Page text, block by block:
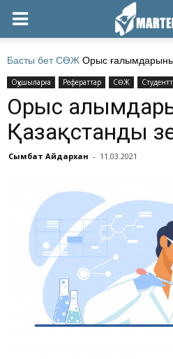
Басты бет СӨЖ Орыс
Оқушыларға Рефераттар СӨЖ
Орыс
Қазақстанды
Сымбат Айдархан - 11.03.2021